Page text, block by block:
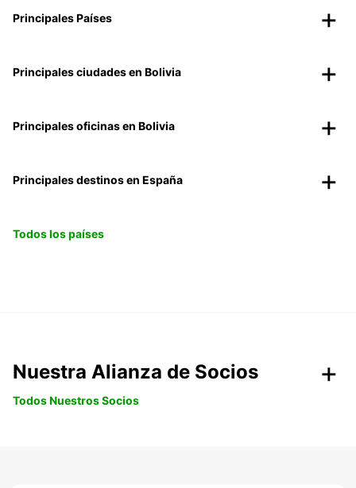
Principales Países
Principales ciudades en Bolivia
Principales oficinas en Bolivia
Principales destinos en España
Todos los países
Nuestra Alianza de Socios
Todos Nuestros Socios